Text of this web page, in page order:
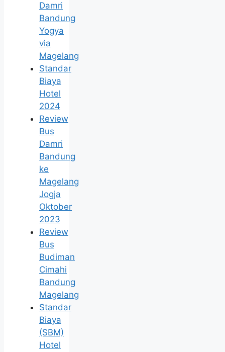
Damri
Bandung
Yogya
via
Magelang
Standar
Biaya
Hotel
2024
Review
Bus
Damri
Bandung
ke
Magelang
Jogja
Oktober
2023
Review
Bus
Budiman
Cimahi
Bandung
Magelang
Standar
Biaya
(SBM)
Hotel